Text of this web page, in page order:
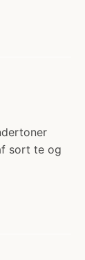
sort te og